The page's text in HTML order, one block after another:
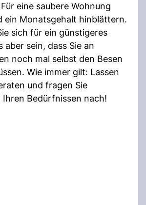
eine saubere Wohnung
ein Monatsgehalt hinblättern.
sich für ein günstigeres
aber sein, dass Sie an
noch mal selbst den Besen
Wie immer gilt: Lassen
und fragen Sie
Bedürfnissen nach!